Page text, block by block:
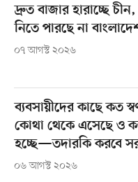
দ্রুত বাজার হারাচ্ছে
নিতে পারছে না
০৭ আগস্ট ২০২৬
ব্যবসায়ীদের কাছে কত
কোথা থেকে এসেছে ও
হচ্ছে—তদারকি করবে
০৬ আগস্ট ২০২৬